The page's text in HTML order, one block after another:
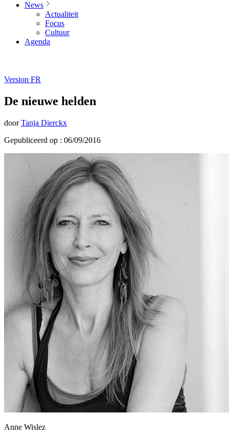
News
Actualiteit
Focus
Cultuur
Agenda
Version FR
De nieuwe helden
door Tanja Dierckx
Gepubliceerd op : 06/09/2016
Anne Wislez